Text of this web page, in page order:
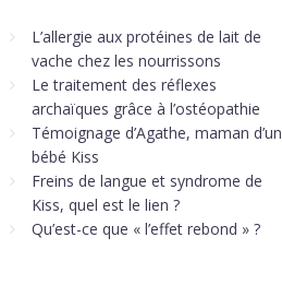
L’allergie aux protéines de lait de
vache chez les nourrissons
Le traitement des réflexes
archaïques grâce à l’ostéopathie
Témoignage d’Agathe, maman d’un
bébé Kiss
Freins de langue et syndrome de
Kiss, quel est le lien ?
Qu’est-ce que « l’effet rebond » ?